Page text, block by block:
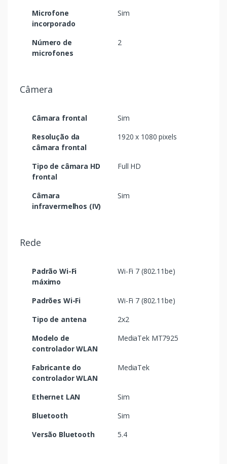
Microfone
incorporado
Sim
Número de
microfones
2
Câmera
Câmara frontal
Sim
Resolução da
câmara frontal
1920 x 1080 pixels
Tipo de câmara HD
frontal
Full HD
Câmara
infravermelhos (IV)
Sim
Rede
Padrão Wi-Fi
máximo
Wi-Fi 7 (802.11be)
Padrões Wi-Fi
Wi-Fi 7 (802.11be)
Tipo de antena
2x2
Modelo de
controlador WLAN
MediaTek MT7925
Fabricante do
controlador WLAN
MediaTek
Ethernet LAN
Sim
Bluetooth
Sim
Versão Bluetooth
5.4